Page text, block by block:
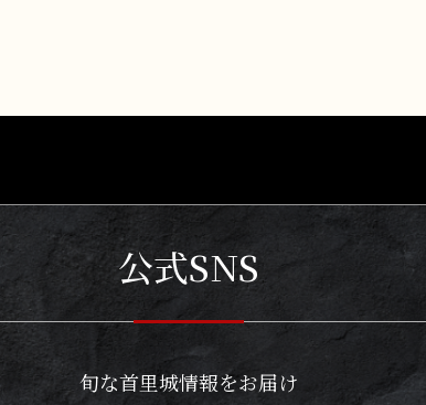
公式SNS
旬な首里城情報をお届け